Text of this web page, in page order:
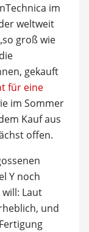
im
weltweit
groß wie
gekauft
für eine
im Sommer
Kauf aus
offen.
Y noch
Laut
und